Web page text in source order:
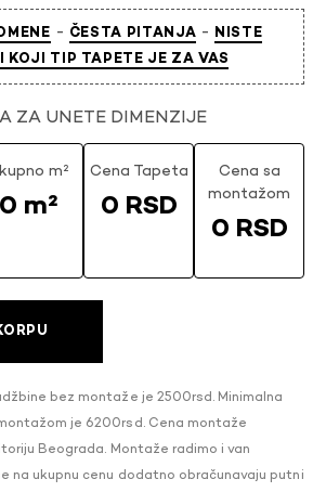
- ČESTA PITANJA - NISTE
KOJI TIP TAPETE JE ZA VAS
ZA UNETE DIMENZIJE
m²
0 m²
Cena Tapeta
0 RSD
Cena sa
montažom
0 RSD
bez montaže je 2500rsd. Minimalna
je 6200rsd. Cena montaže
Beograda. Montaže radimo i van
na ukupnu cenu dodatno obračunavaju putni